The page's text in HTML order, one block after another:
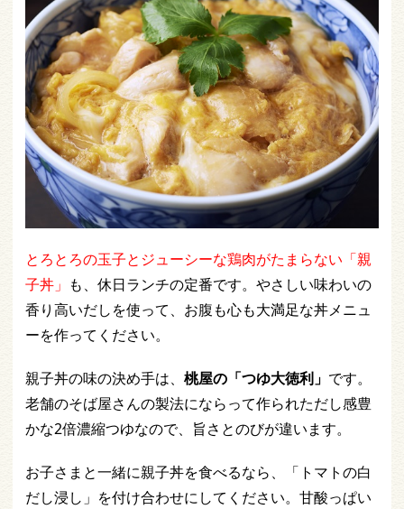
とろとろの玉子とジューシーな鶏肉がたまらない「親
子丼」 も、休日ランチの定番です。やさしい味わいの
香り高いだしを使って、お腹も心も大満足な丼メニュ
ーを作ってください。
親子丼の味の決め手は、 桃屋の「つゆ大徳利」 です。
老舗のそば屋さんの製法にならって作られただし感豊
かな2倍濃縮つゆなので、旨さとのびが違います。
お子さまと一緒に親子丼を食べるなら、「トマトの白
だし浸し」を付け合わせにしてください。甘酸っぱい